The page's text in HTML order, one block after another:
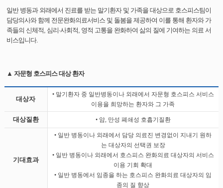
일반 병동과 외래에서 진료를 받는 말기환자 및 가족을 대상으로 호스피스팀이
담당의사와 함께 전문완화의료서비스 및 돌봄을 제공하여 이를 통해 환자와 가
족들의 신체적, 심리·사회적, 영적 고통을 완화하여 삶의 질에 기여하는 의료 서
비스입니다.
▲ 자문형 호스피스 대상 환자
대상자
• 말기환자 중 일반병동이나 외래에서 자문형 호스피스 서비스
이용을 희망하는 환자와 그 가족
대상질환 • 암, 만성 폐쇄성 호흡기질환
기대효과
• 일반 병동이나 외래에서 담당 의료진 변경없이 지내기 원하
는 대상자의 선택권 보장
• 일반 병동이나 외래에서 호스피스 완화의료 대상자의 서비스
이용 기회 확대
• 일반 병동에서 임종을 하는 호스피스 완화의료 대상자의 임
종의 질 향상